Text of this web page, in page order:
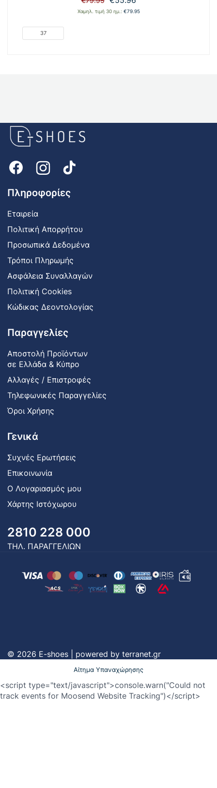
price
τρέχουσα
Χαμηλ. τιμή 30 ημ.: €79.95
37
Πληροφορίες
Εταιρεία
Πολιτική Απορρήτου
Προσωπικά Δεδομένα
Τρόποι Πληρωμής
Ασφάλεια Συναλλαγών
Πολιτική Cookies
Κώδικας Δεοντολογίας
Παραγγελίες
Αποστολή Προϊόντων
σε Ελλάδα & Κύπρο
Αλλαγές / Επιστροφές
Τηλεφωνικές Παραγγελίες
Όροι Χρήσης
Γενικά
Συχνές Ερωτήσεις
Επικοινωνία
Ο Λογαριασμός μου
Χάρτης Ιστόχωρου
2810 228 000
ΤΗΛ. ΠΑΡΑΓΓΕΛΙΩΝ
© 2026 E-shoes | powered by terranet.gr
Αίτημα Υπαναχώρησης
<script type="text/javascript">console.warn("Could not
track events for Moosend Website Tracking")</script>